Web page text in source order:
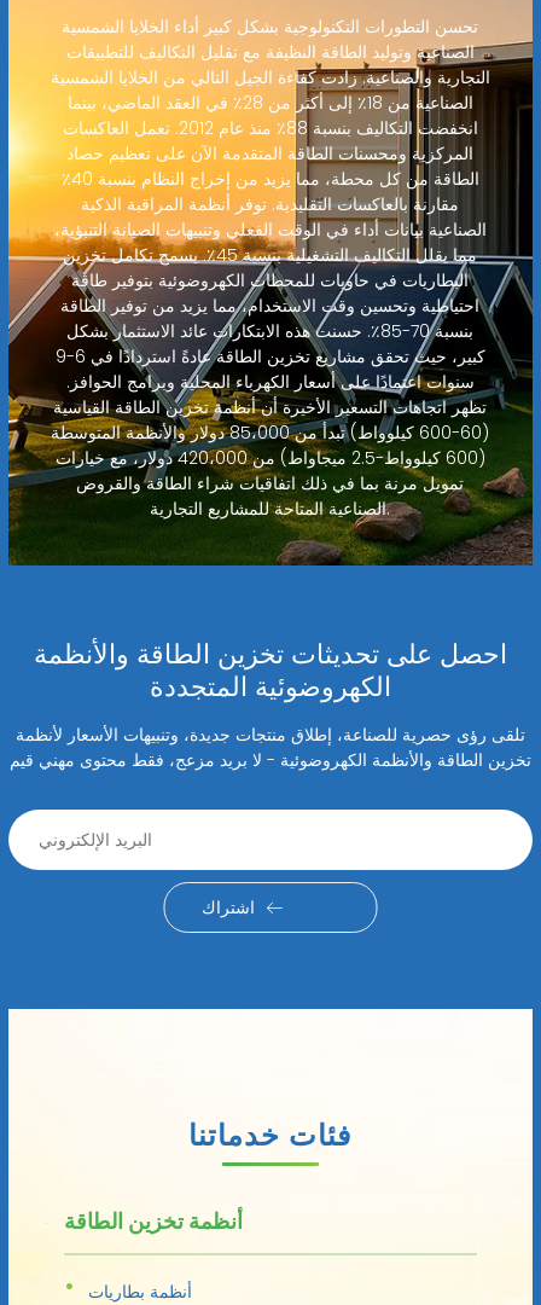
تحسن التطورات التكنولوجية بشكل كبير أداء الخلايا الشمسية
الصناعية وتوليد الطاقة النظيفة مع تقليل التكاليف للتطبيقات
التجارية والصناعية. زادت كفاءة الجيل التالي من الخلايا الشمسية
الصناعية من 18٪ إلى أكثر من 28٪ في العقد الماضي، بينما
انخفضت التكاليف بنسبة 88٪ منذ عام 2012. تعمل العاكسات
المركزية ومحسنات الطاقة المتقدمة الآن على تعظيم حصاد
الطاقة من كل محطة، مما يزيد من إخراج النظام بنسبة 40٪
مقارنة بالعاكسات التقليدية. توفر أنظمة المراقبة الذكية
الصناعية بيانات أداء في الوقت الفعلي وتنبيهات الصيانة التنبؤية،
مما يقلل التكاليف التشغيلية بنسبة 45٪. يسمح تكامل تخزين
البطاريات في حاويات للمحطات الكهروضوئية بتوفير طاقة
احتياطية وتحسين وقت الاستخدام، مما يزيد من توفير الطاقة
بنسبة 70-85٪. حسنت هذه الابتكارات عائد الاستثمار بشكل
كبير، حيث تحقق مشاريع تخزين الطاقة عادةً استردادًا في 6-9
سنوات اعتمادًا على أسعار الكهرباء المحلية وبرامج الحوافز.
تظهر اتجاهات التسعير الأخيرة أن أنظمة تخزين الطاقة القياسية
(60-600 كيلوواط) تبدأ من 85،000 دولار والأنظمة المتوسطة
(600 كيلوواط-2.5 ميجاواط) من 420،000 دولار، مع خيارات
تمويل مرنة بما في ذلك اتفاقيات شراء الطاقة والقروض
الصناعية المتاحة للمشاريع التجارية.
احصل على تحديثات تخزين الطاقة والأنظمة
الكهروضوئية المتجددة
تلقى رؤى حصرية للصناعة، إطلاق منتجات جديدة، وتنبيهات الأسعار لأنظمة
تخزين الطاقة والأنظمة الكهروضوئية - لا بريد مزعج، فقط محتوى مهني قيم
اشتراك
فئات خدماتنا
أنظمة تخزين الطاقة
أنظمة بطاريات